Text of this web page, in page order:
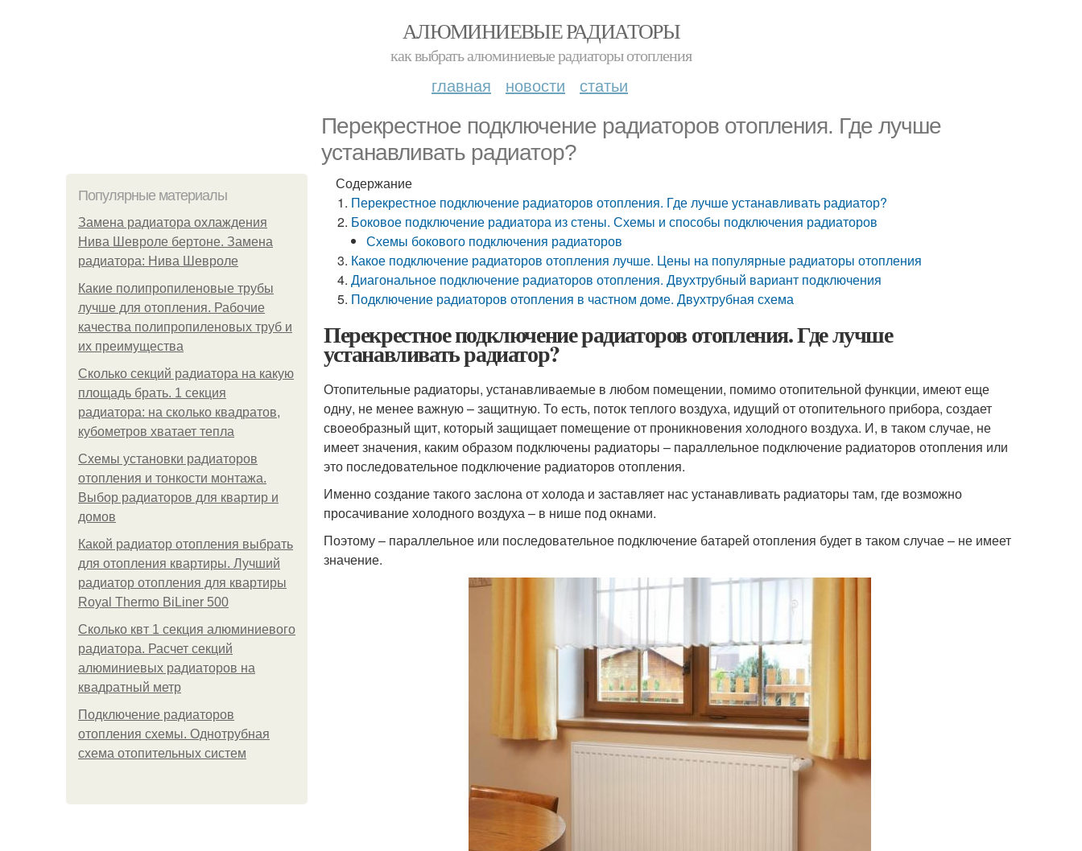
АЛЮМИНИЕВЫЕ РАДИАТОРЫ
как выбрать алюминиевые радиаторы отопления
главная новости статьи
Перекрестное подключение радиаторов отопления. Где лучше
устанавливать радиатор?
Популярные материалы
Замена радиатора охлаждения
Нива Шевроле бертоне. Замена
радиатора: Нива Шевроле
Какие полипропиленовые трубы
лучше для отопления. Рабочие
качества полипропиленовых труб и
их преимущества
Сколько секций радиатора на какую
площадь брать. 1 секция
радиатора: на сколько квадратов,
кубометров хватает тепла
Схемы установки радиаторов
отопления и тонкости монтажа.
Выбор радиаторов для квартир и
домов
Какой радиатор отопления выбрать
для отопления квартиры. Лучший
радиатор отопления для квартиры
Royal Thermo BiLiner 500
Сколько квт 1 секция алюминиевого
радиатора. Расчет секций
алюминиевых радиаторов на
квадратный метр
Подключение радиаторов
отопления схемы. Однотрубная
схема отопительных систем
Содержание
Перекрестное подключение радиаторов отопления. Где лучше устанавливать радиатор?
Боковое подключение радиатора из стены. Схемы и способы подключения радиаторов
Схемы бокового подключения радиаторов
Какое подключение радиаторов отопления лучше. Цены на популярные радиаторы отопления
Диагональное подключение радиаторов отопления. Двухтрубный вариант подключения
Подключение радиаторов отопления в частном доме. Двухтрубная схема
Перекрестное подключение радиаторов отопления. Где лучше
устанавливать радиатор?
Отопительные радиаторы, устанавливаемые в любом помещении, помимо отопительной функции, имеют еще
одну, не менее важную – защитную. То есть, поток теплого воздуха, идущий от отопительного прибора, создает
своеобразный щит, который защищает помещение от проникновения холодного воздуха. И, в таком случае, не
имеет значения, каким образом подключены радиаторы – параллельное подключение радиаторов отопления или
это последовательное подключение радиаторов отопления.
Именно создание такого заслона от холода и заставляет нас устанавливать радиаторы там, где возможно
просачивание холодного воздуха – в нише под окнами.
Поэтому – параллельное или последовательное подключение батарей отопления будет в таком случае – не имеет
значение.